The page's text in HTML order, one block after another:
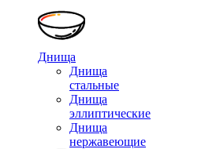
Днища
Днища
стальные
Днища
эллиптические
Днища
нержавеющие